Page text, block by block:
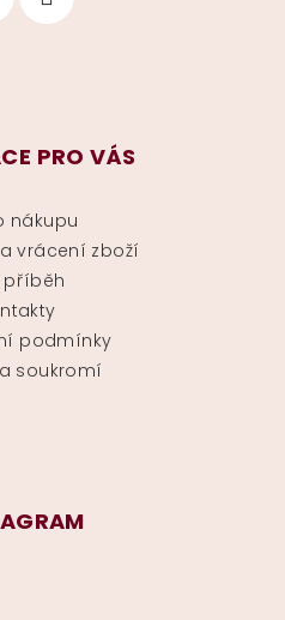
PRO VÁS
nákupu
vrácení zboží
příběh
podmínky
soukromí